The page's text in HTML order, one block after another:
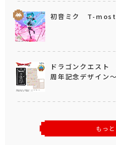
初音ミク T-
ドラゴンクエス
周年記念デザイン～
もっ